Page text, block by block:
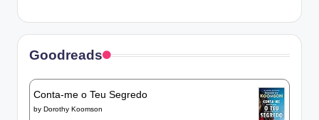
Goodreads
Conta-me o Teu Segredo
by Dorothy Koomson